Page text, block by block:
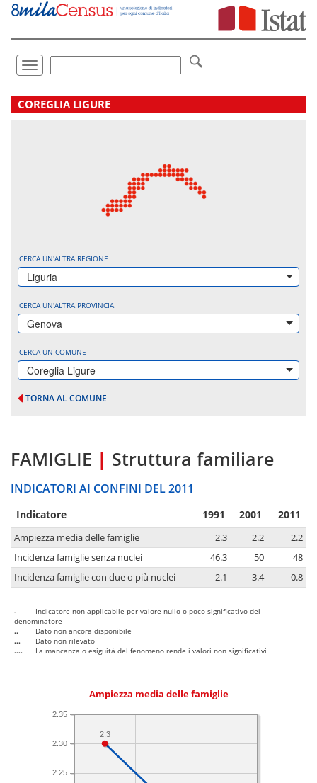
Vai
direttamente
Toggle
navigation
.
COREGLIA LIGURE
CERCA UN'ALTRA REGIONE
Liguria
CERCA UN'ALTRA PROVINCIA
Genova
CERCA UN COMUNE
Coreglia Ligure
TORNA AL COMUNE
FAMIGLIE | Struttura familiare
INDICATORI AI CONFINI DEL 2011
Indicatore 1991 2001 2011
Ampiezza media delle famiglie 2.3 2.2
2.2
Incidenza famiglie senza nuclei
46.3 50
48
Incidenza famiglie con due o più nuclei
2.1 3.4 0.8
-
Indicatore non applicabile per valore nullo o poco significativo del
denominatore
..
Dato non ancora disponibile
...
Dato non rilevato
....
La mancanza o esiguità del fenomeno rende i valori non significativi
Ampiezza media delle famiglie
2.25
2.30
2.35
2.3